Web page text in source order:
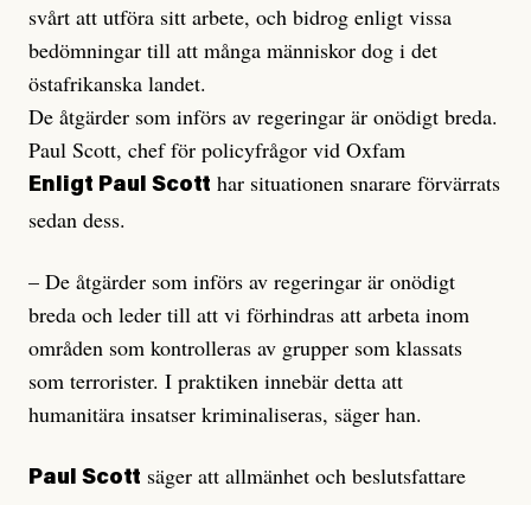
svårt att utföra sitt arbete, och bidrog enligt vissa
bedömningar till att många människor dog i det
östafrikanska landet.
De åtgärder som införs av regeringar är onödigt breda.
Paul Scott, chef för policyfrågor vid Oxfam
Enligt Paul Scott har situationen snarare förvärrats
sedan dess.
– De åtgärder som införs av regeringar är onödigt
breda och leder till att vi förhindras att arbeta inom
områden som kontrolleras av grupper som klassats
som terrorister. I praktiken innebär detta att
humanitära insatser kriminaliseras, säger han.
Paul Scott säger att allmänhet och beslutsfattare